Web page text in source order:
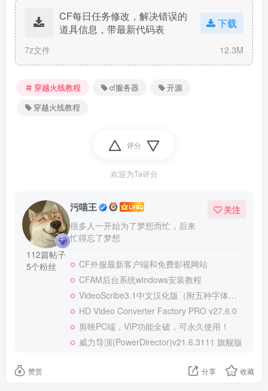
CF每日任务修改，解决错误的
道具信息，带最新代码表
下载
7z文件 12.3M
穿越火线教程 cf服务器
开源
穿越火线教程
评分
欢迎为Ta评分
112篇帖子
5个粉丝
污喵王
很多人一开始为了梦想而忙，后来
忙得忘了梦想
关注
CF外服最新客户端和免费影视网站
CFAM后台系统windows安装教程
VideoScribe3.1中文汉化版（附五种字体）软件+教程
HD Video Converter Factory PRO v27.6.0
剪映PC端，VIP功能全破，可永久使用！
威力导演(PowerDirector)v21.6.3111 旗舰版
赞赏 分享 收藏